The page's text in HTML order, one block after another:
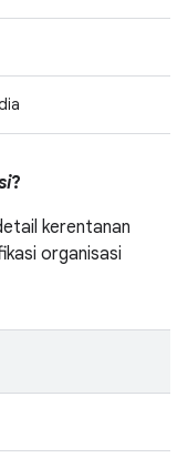
?
kerentanan
organisasi